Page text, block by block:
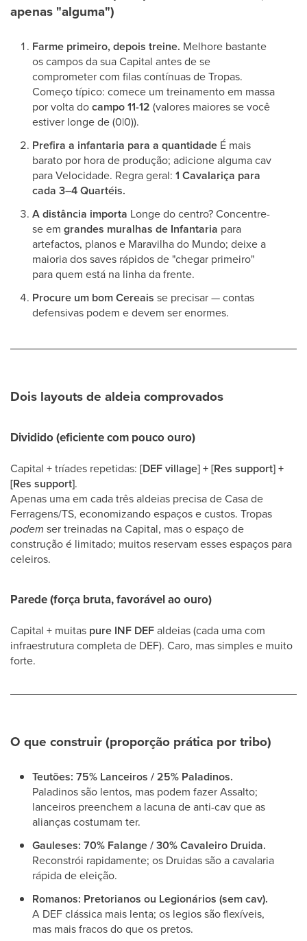
apenas "alguma")
Farme primeiro, depois treine. Melhore bastante
os campos da sua Capital antes de se
comprometer com filas contínuas de Tropas.
Começo típico: comece um treinamento em massa
por volta docampo 11-12 (valores maiores se você
estiver longe de (0|0)).
Prefira a infantaria para a quantidade É mais
barato por hora de produção; adicione alguma cav
para Velocidade. Regra geral: 1 Cavalariça para
cada 3–4 Quartéis.
A distância importa Longe do centro? Concentre-
se em grandes muralhas de Infantaria para
artefactos, planos e Maravilha do Mundo; deixe a
maioria dos saves rápidos de "chegar primeiro"
para quem está na linha da frente.
Procure um bom Cereais se precisar — contas
defensivas podem e devem ser enormes.
Dois layouts de aldeia comprovados
Dividido (eficiente com pouco ouro)
Capital + tríades repetidas: [DEF village] + [Res support] +
[Res support].
Apenas uma em cada três aldeias precisa de Casa de
Ferragens/TS, economizando espaços e custos. Tropas
podem ser treinadas na Capital, mas o espaço de
construção é limitado; muitos reservam esses espaços para
celeiros.
Parede (força bruta, favorável ao ouro)
Capital + muitas pure INF DEFaldeias (cada uma com
infraestrutura completa de DEF). Caro, mas simples e muito
forte.
O que construir (proporção prática por tribo)
Teutões: 75% Lanceiros / 25% Paladinos.
Paladinos são lentos, mas podem fazer Assalto;
lanceiros preenchem a lacuna de anti-cav que as
alianças costumam ter.
Gauleses: 70% Falange / 30% Cavaleiro Druida.
Reconstrói rapidamente; os Druidas são a cavalaria
rápida de eleição.
Romanos: Pretorianos ou Legionários (sem cav).
A DEF clássica mais lenta; os legios são flexíveis,
mas mais fracos do que os pretos.